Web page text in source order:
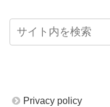
Privacy policy